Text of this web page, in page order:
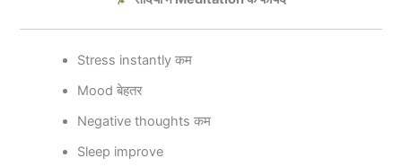
Stress instantly कम
Mood बेहतर
Negative thoughts कम
Sleep improve